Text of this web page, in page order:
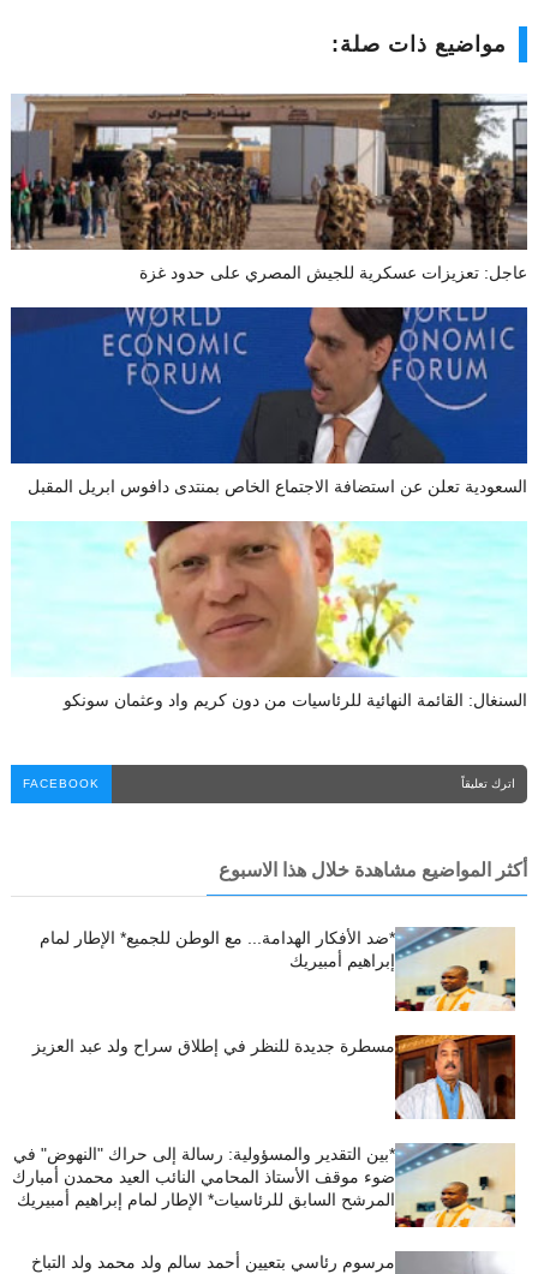
مواضيع ذات صلة:
عاجل: تعزيزات عسكرية للجيش المصري على حدود غزة
السعودية تعلن عن استضافة الاجتماع الخاص بمنتدى دافوس ابريل المقبل
السنغال: القائمة النهائية للرئاسيات من دون كريم واد وعثمان سونكو
اترك تعليقاً FACEBOOK
أكثر المواضيع مشاهدة خلال هذا الاسبوع
*ضد الأفكار الهدامة... مع الوطن للجميع* الإطار لمام
إبراهيم أمبيريك
مسطرة جديدة للنظر في إطلاق سراح ولد عبد العزيز
*بين التقدير والمسؤولية: رسالة إلى حراك "النهوض" في
ضوء موقف الأستاذ المحامي النائب العيد محمدن أمبارك
المرشح السابق للرئاسيات* الإطار لمام إبراهيم أمبيريك
مرسوم رئاسي بتعيين أحمد سالم ولد محمد ولد التباخ